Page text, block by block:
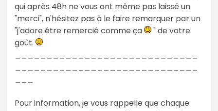
qui après 48h ne vous ont même pas laissé un
"merci", n'hésitez pas à le faire remarquer par un
"j'adore être remercié comme ça
" de votre
goût.
Pour information, je vous rappelle que chaque